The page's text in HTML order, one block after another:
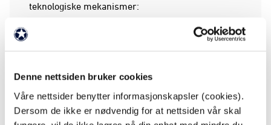
Denne nettsiden bruker cookies
Våre nettsider benytter informasjonskapsler (cookies).
Dersom de ikke er nødvendig for at nettsiden vår skal
teknologiske mekanismer:
: Din digitale enhet inneholder unik
informasjon som kan leses av aktører som
denne enheten. Du kan selv begrense deling
av noe av informasjonen ved å aktivt skru av
funksjonene, men du står da i fare for at
tjenester du ønsker ikke fungerer/blir